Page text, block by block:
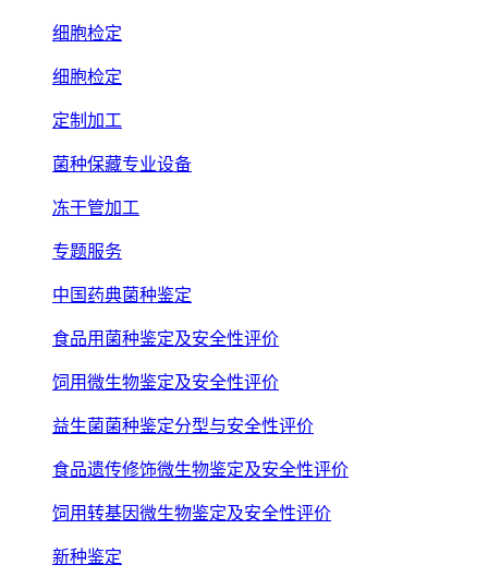
细胞检定
细胞检定
定制加工
菌种保藏专业设备
冻干管加工
专题服务
中国药典菌种鉴定
食品用菌种鉴定及安全性评价
饲用微生物鉴定及安全性评价
益生菌菌种鉴定分型与安全性评价
食品遗传修饰微生物鉴定及安全性评价
饲用转基因微生物鉴定及安全性评价
新种鉴定